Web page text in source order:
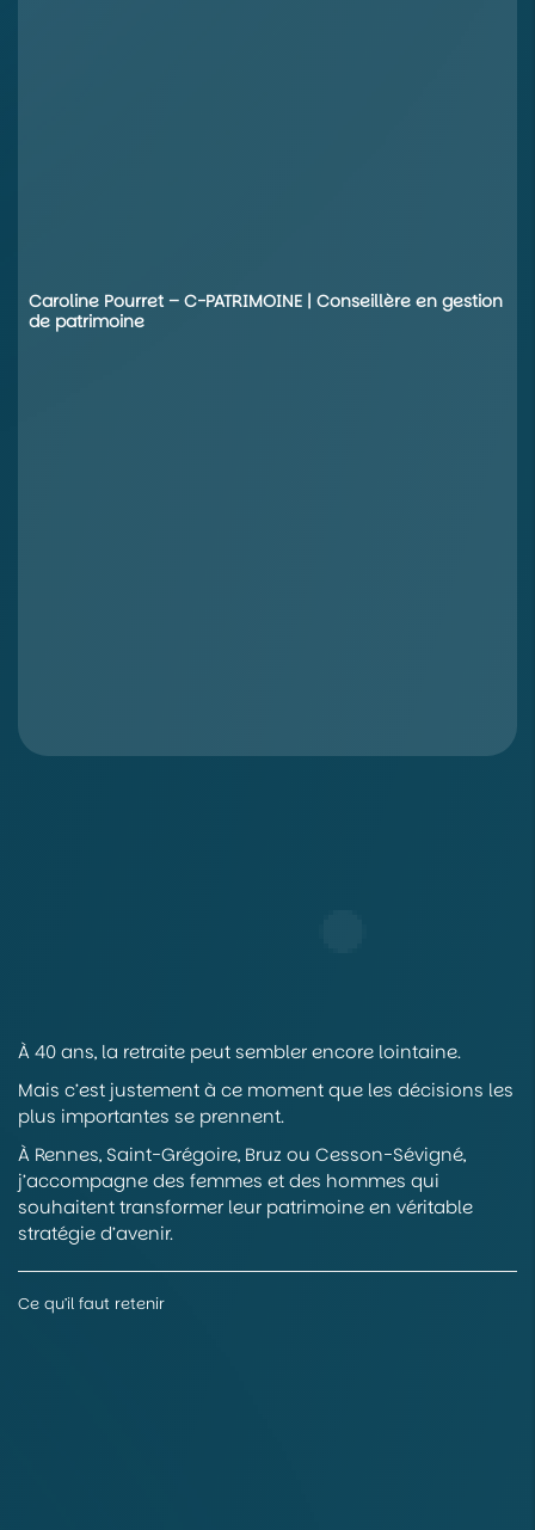
Caroline Pourret – C-PATRIMOINE | Conseillère en gestion
de patrimoine
À 40 ans, la retraite peut sembler encore lointaine.
Mais c’est justement à ce moment que les décisions les
plus importantes se prennent.
À Rennes, Saint-Grégoire, Bruz ou Cesson-Sévigné,
j’accompagne des femmes et des hommes qui
souhaitent transformer leur patrimoine en véritable
stratégie d’avenir.
Ce qu’il faut retenir